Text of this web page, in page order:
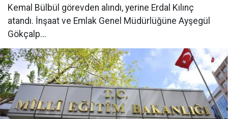
Kemal Bülbül görevden alındı, yerine Erdal Kılınç
atandı. İnşaat ve Emlak Genel Müdürlüğüne Ayşegül
Gökçalp...